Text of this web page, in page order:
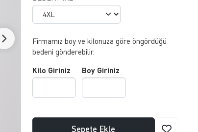
Firmamız boy ve kilonuza göre öngördüğü
bedeni gönderebilir.
Kilo Giriniz Boy Giriniz
Sepete Ekle